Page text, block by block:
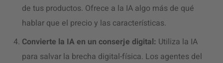
de tus productos. Ofrece a la IA algo más de qué
hablar que el precio y las características.
Convierte la IA en un conserje digital: Utiliza la IA
para salvar la brecha digital-física. Los agentes del